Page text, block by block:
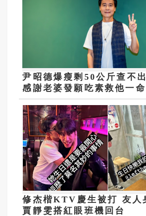
尹昭德爆瘦剩50公斤查不
感謝老婆發願吃素救他一命
修杰楷KTV慶生被打 友人
賈靜雯搭紅眼班機回台